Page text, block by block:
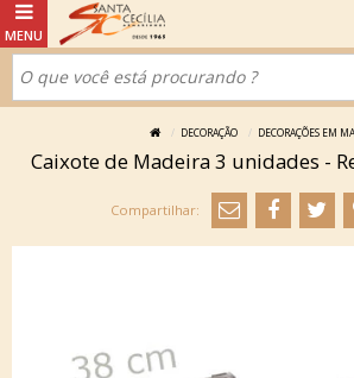
DECORAÇÃO DECORAÇÕES EM
Caixote de Madeira 3 unidades -